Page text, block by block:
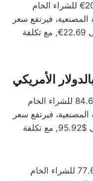
سعر الذهب عيار 6 اليوم يبلغ 20.03€ للشراء الخام
المصنعية، فيرتفع سعر
الشراء إلى 22.03€ وسعر البيع إلى 22.69€, مع تكلفة
الأمريكي
سعر الذهب عيار 24 اليوم يبلغ $84.66 للشراء الخام
المصنعية، فيرتفع سعر
الشراء إلى $93.13 وسعر البيع إلى $95.92, مع تكلفة
سعر الذهب عيار 22 اليوم يبلغ $77.61 للشراء الخام